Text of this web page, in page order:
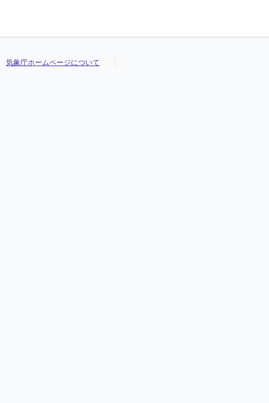
気象庁ホームページについて